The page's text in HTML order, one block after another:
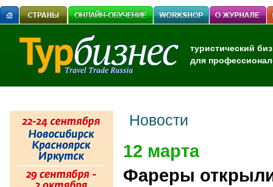
туристический
для
Новости
12 марта
Фареры